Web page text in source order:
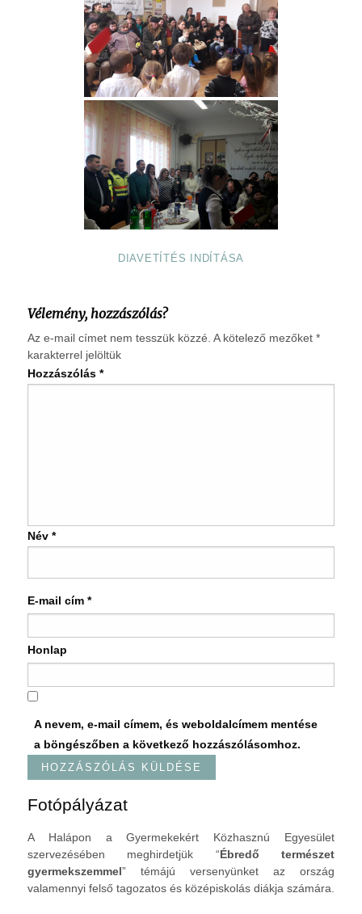
DIAVETÍTÉS INDÍTÁSA
Vélemény, hozzászólás?
Az e-mail címet nem tesszük közzé. A kötelező mezőket *
karakterrel jelöltük
Hozzászólás *
Név *
E-mail cím *
Honlap
A nevem, e-mail címem, és weboldalcímem mentése
a böngészőben a következő hozzászólásomhoz.
Fotópályázat
A Halápon a Gyermekekért Közhasznú Egyesület
szervezésében meghirdetjük “Ébredő természet
gyermekszemmel” témájú versenyünket az ország
valamennyi felső tagozatos és középiskolás diákja számára.